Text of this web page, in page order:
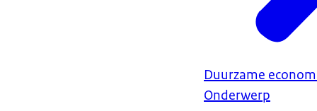
Duurzame
Onderwerp